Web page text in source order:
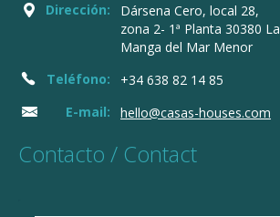
Dirección:
Dársena Cero, local 28,
zona 2- 1ª Planta 30380 La
Manga del Mar Menor
Teléfono:
+34 638 82 14 85
E-mail:
hello@casas-houses.com
Contacto / Contact